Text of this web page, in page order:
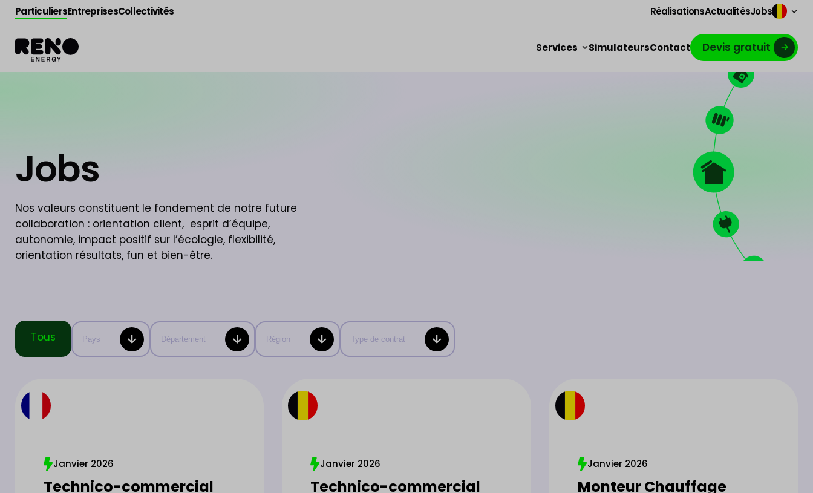
ParticuliersEntreprisesCollectivités RéalisationsActualitésJobs
Services SimulateursContact Devis gratuit
Jobs
Nos valeurs constituent le fondement de notre future
collaboration : orientation client, esprit d’équipe,
autonomie, impact positif sur l’écologie, flexibilité,
orientation résultats, fun et bien-être.
Tous Pays Département Région Type de contrat
Janvier 2026
Technico-commercial
Janvier 2026
Technico-commercial
Janvier 2026
Monteur Chauffage